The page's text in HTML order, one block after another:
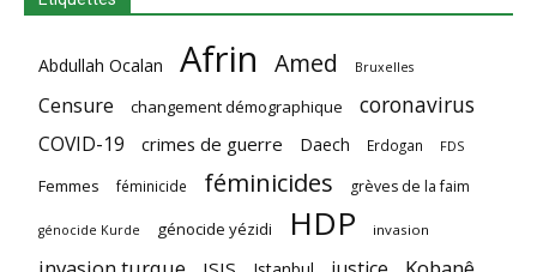
Abdullah Ocalan Afrin Amed Bruxelles
Censure changement démographique coronavirus
COVID-19 crimes de guerre Daech Erdogan FDS
Femmes féminicide féminicides grèves de la faim
génocide Kurde génocide yézidi HDP invasion